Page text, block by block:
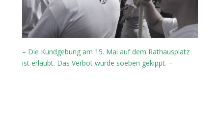
– Die Kundgebung am 15. Mai auf dem Rathausplatz
ist erlaubt. Das Verbot wurde soeben gekippt. –